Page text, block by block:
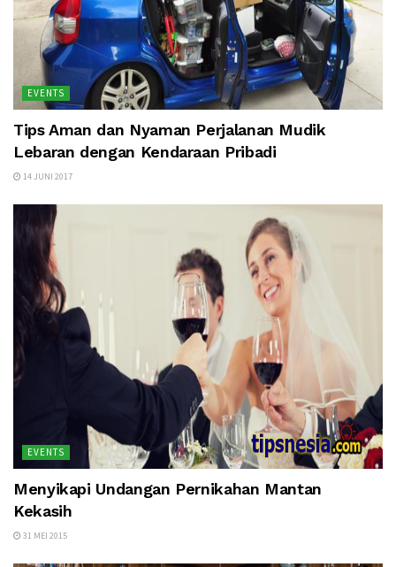
EVENTS
Tips Aman dan Nyaman Perjalanan Mudik
Lebaran dengan Kendaraan Pribadi
14 JUNI 2017
EVENTS
Menyikapi Undangan Pernikahan Mantan
Kekasih
31 MEI 2015